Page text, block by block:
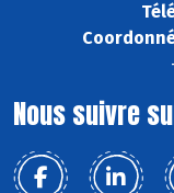
Nous suivre